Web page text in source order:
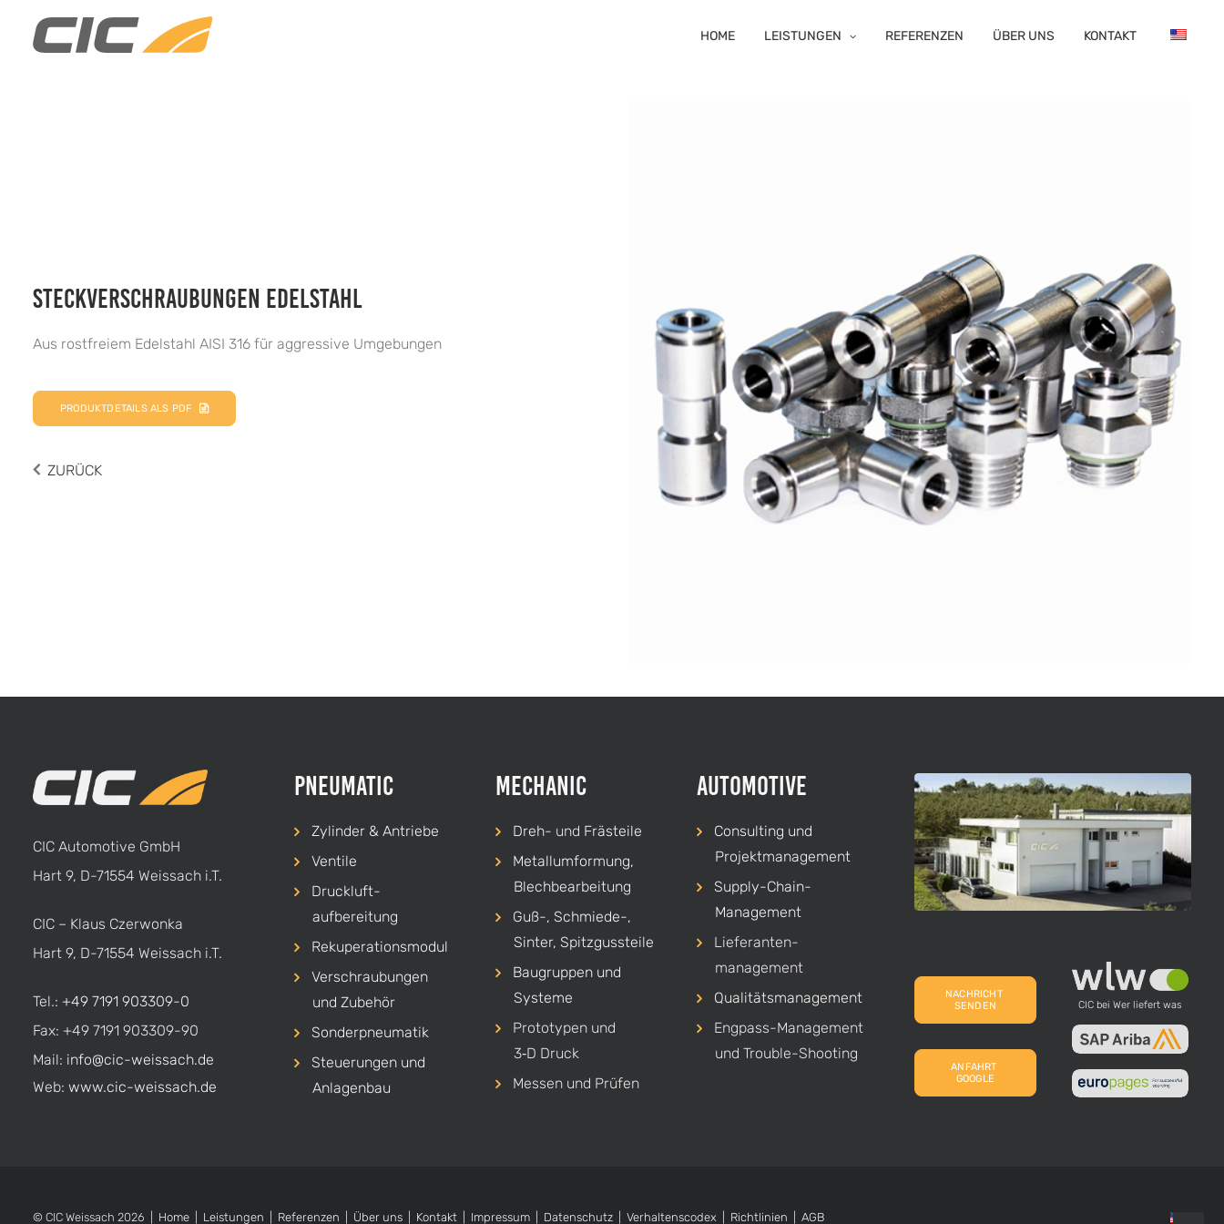
HOME LEISTUNGEN REFERENZEN ÜBER UNS KONTAKT
STECKVERSCHRAUBUNGEN EDELSTAHL
Aus rostfreiem Edelstahl AISI 316 für aggressive Umgebungen
PRODUKTDETAILS ALS PDF
ZURÜCK
CIC Automotive GmbH
Hart 9, D-71554 Weissach i.T.
CIC – Klaus Czerwonka
Hart 9, D-71554 Weissach i.T.
Tel.: +49 7191 903309-0
Fax: +49 7191 903309-90
Mail: info@cic-weissach.de
Web: www.cic-weissach.de
Pneumatic
Zylinder & Antriebe
Ventile
Druckluft-
aufbereitung
Rekuperationsmodul
Verschraubungen
und Zubehör
Sonderpneumatik
Steuerungen und
Anlagenbau
Mechanic
Dreh- und Frästeile
Metallumformung,
Blechbearbeitung
Guß-, Schmiede-,
Sinter, Spitzgussteile
Baugruppen und
Systeme
Prototypen und
3‑D Druck
Messen und Prüfen
Automotive
Consulting und
Projekt­management
Supply-Chain-
Management
Lieferanten­
management
Qualitäts­management
Engpass-Management
und Trouble-Shooting
NACHRICHT
SENDEN
ANFAHRT
GOOGLE
CIC bei Wer liefert was
© CIC Weissach 2026 | Home Leistungen Referenzen Über uns Kontakt Impressum Datenschutz Verhaltenscodex Richtlinien AGB